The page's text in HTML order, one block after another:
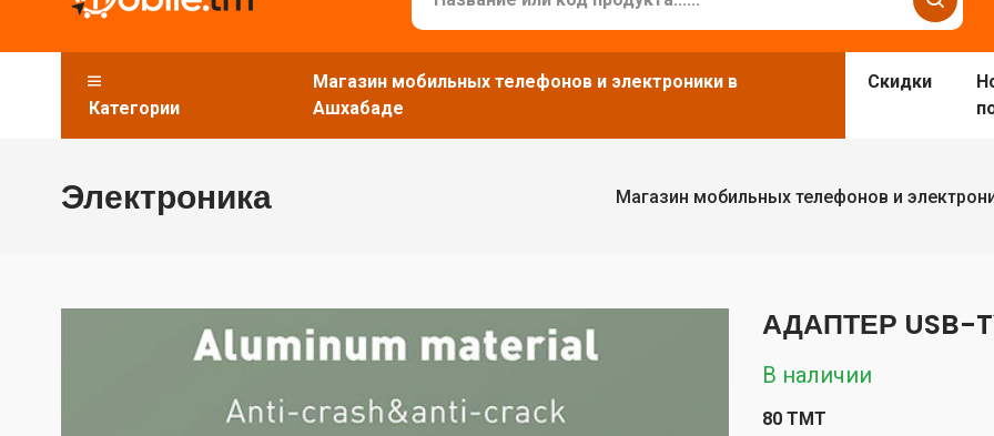
Категории
Магазин мобильных телефонов и электроники в
Ашхабаде
Скидки
Электроника Магазин мобильных телефонов и
АДАПТЕР USB-
В наличии
80 TMT